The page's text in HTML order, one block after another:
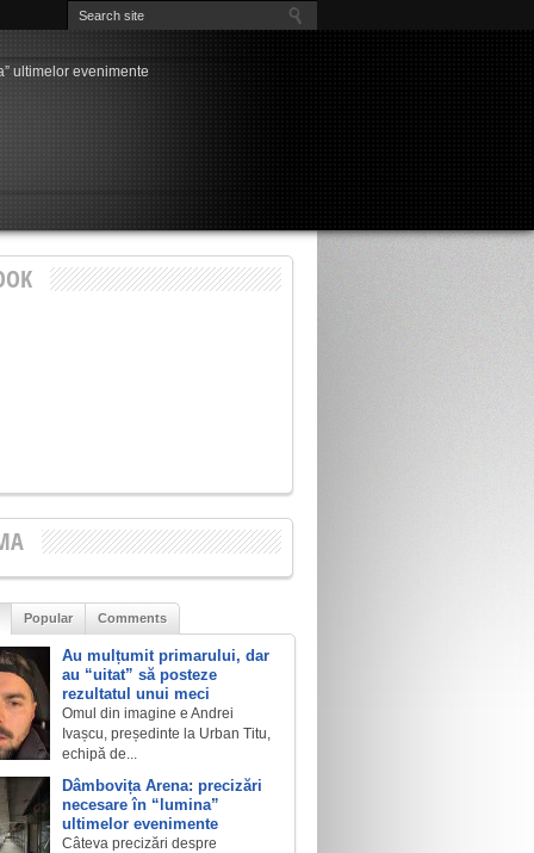
ultimelor evenimente
Popular Comments
Au mulțumit primarului, dar
au “uitat” să posteze
rezultatul unui meci
Omul din imagine e Andrei
Ivașcu, președinte la Urban Titu,
echipă de...
Dâmbovița Arena: precizări
necesare în “lumina”
ultimelor evenimente
Câteva precizări despre